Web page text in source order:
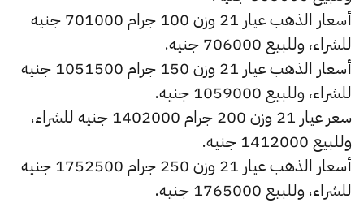
أسعار الذهب عيار 21 وزن 100 جرام 701000 جنيه
للشراء، وللبيع 706000 جنيه.
أسعار الذهب عيار 21 وزن 150 جرام 1051500 جنيه
للشراء، وللبيع 1059000 جنيه.
سعر عيار 21 وزن 200 جرام 1402000 جنيه للشراء،
وللبيع 1412000 جنيه.
أسعار الذهب عيار 21 وزن 250 جرام 1752500 جنيه
للشراء، وللبيع 1765000 جنيه.